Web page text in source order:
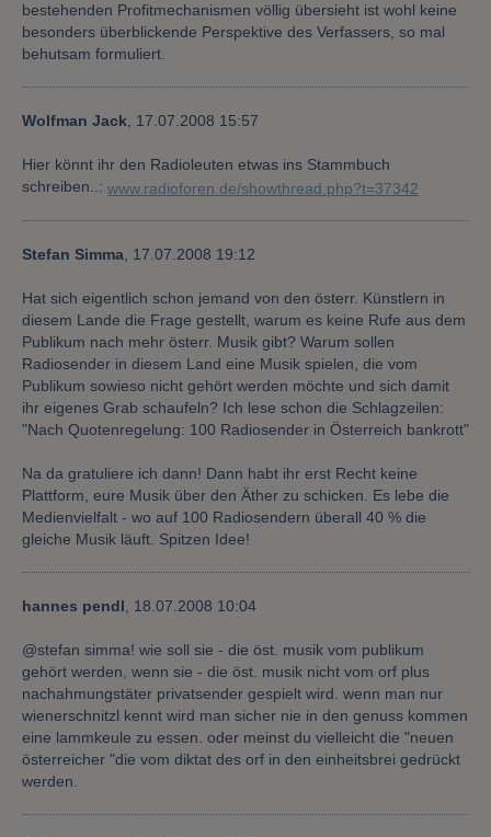
bestehenden Profitmechanismen völlig übersieht ist wohl keine
besonders überblickende Perspektive des Verfassers, so mal
behutsam formuliert.
Wolfman Jack, 17.07.2008 15:57
Hier könnt ihr den Radioleuten etwas ins Stammbuch
schreiben..: www.radioforen.de/showthread.php?t=37342
Stefan Simma 17.07.2008 19:12
Hat sich eigentlich schon jemand von den österr. Künstlern in
diesem Lande die Frage gestellt, warum es keine Rufe aus dem
Publikum nach mehr österr. Musik gibt? Warum sollen
Radiosender in diesem Land eine Musik spielen, die vom
Publikum sowieso nicht gehört werden möchte und sich damit
ihr eigenes Grab schaufeln? Ich lese schon die Schlagzeilen:
"Nach Quotenregelung: 100 Radiosender in Österreich bankrott"
Na da gratuliere ich dann! Dann habt ihr erst Recht keine
Plattform, eure Musik über den Äther zu schicken. Es lebe die
Medienvielfalt - wo auf 100 Radiosendern überall 40 % die
gleiche Musik läuft. Spitzen Idee!
hannes pendl 18.07.2008 10:04
@stefan simma! wie soll sie - die öst. musik vom publikum
gehört werden, wenn sie - die öst. musik nicht vom orf plus
nachahmungstäter privatsender gespielt wird. wenn man nur
wienerschnitzl kennt wird man sicher nie in den genuss kommen
eine lammkeule zu essen. oder meinst du vielleicht die "neuen
österreicher "die vom diktat des orf in den einheitsbrei gedrückt
werden.